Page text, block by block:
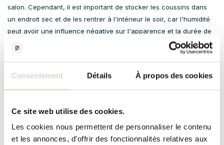
Consentement Détails À propos des cookies
Ce site web utilise des cookies.
Les cookies nous permettent de personnaliser le contenu
et les annonces, d'offrir des fonctionnalités relatives aux
salon. Cependant, il est important de stocker les coussins dans
un endroit sec et de les rentrer à l'intérieur le soir, car l'humidité
peut avoir une influence négative sur l'apparence et la durée de
vie du coussin HKliving.
Un gros avantage des coussins HKliving est qu'ils s'intègrent
parfaitement avec les autres produits de la collection. Cela
couvertures, afin de créer une atmosphère agréable dans votre
maison. Nous vous recommandons donc de faire preuve de
créativité et de laisser libre cours à votre créativité. Il y a donc de